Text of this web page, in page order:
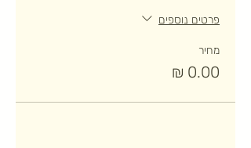
פרטים נוספים
מחיר